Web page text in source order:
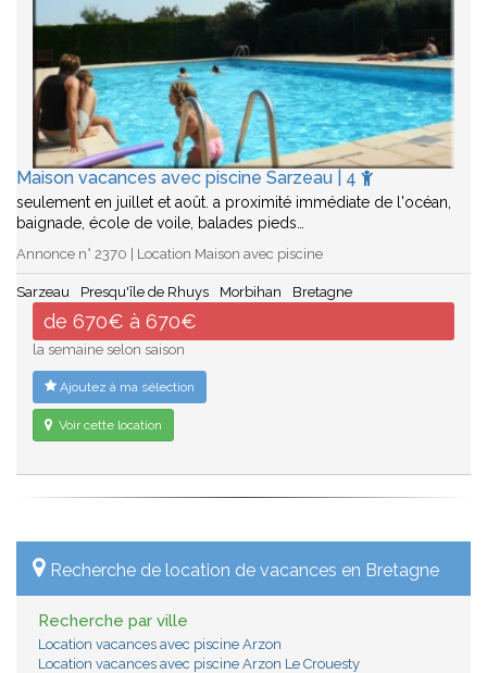
Maison vacances avec piscine Sarzeau | 4
seulement en juillet et août. a proximité immédiate de l'océan,
baignade, école de voile, balades pieds…
Annonce n° 2370 | Location Maison avec piscine
Sarzeau Presqu'île de Rhuys Morbihan Bretagne
de 670€ à 670€
la semaine selon saison
Ajoutez à ma sélection
Voir cette location
Recherche de location de vacances en Bretagne
Recherche par ville
Location vacances avec piscine Arzon
Location vacances avec piscine Arzon Le Crouesty